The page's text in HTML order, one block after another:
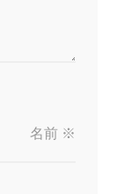
名前 ※